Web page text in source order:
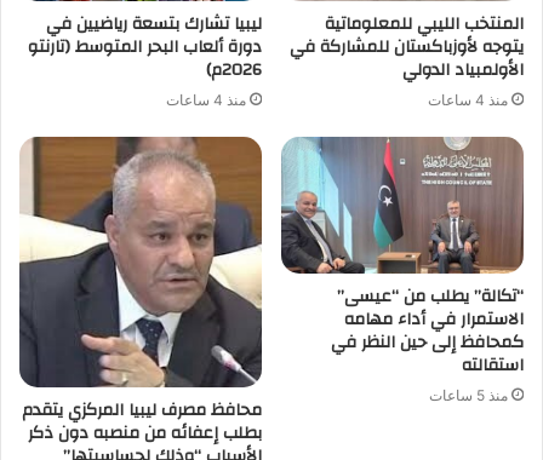
المنتخب الليبي للمعلوماتية
يتوجه لأوزباكستان للمشاركة في
الأولمبياد الدولي
منذ 4 ساعات
ليبيا تشارك بتسعة رياضيين في
دورة ألعاب البحر المتوسط (تارنتو
2026م)
منذ 4 ساعات
“تكالة” يطلب من “عيسى”
الاستمرار في أداء مهامه
كمحافظ إلى حين النظر في
استقالته
منذ 5 ساعات محافظ مصرف ليبيا المركزي يتقدم
بطلب إعفائه من منصبه دون ذكر